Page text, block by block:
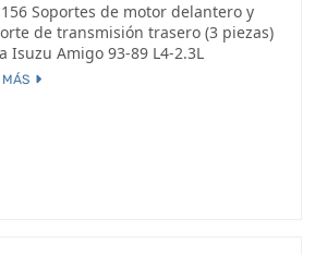
Soportes de motor delantero y
de transmisión trasero (3 piezas)
Isuzu Amigo 93-89 L4-2.3L
MÁS